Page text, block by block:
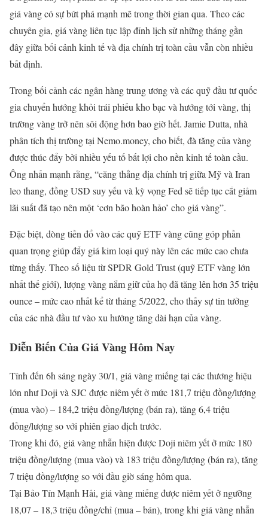
giá vàng có sự bứt phá mạnh mẽ trong thời gian qua. Theo các
chuyên gia, giá vàng liên tục lập đỉnh lịch sử những tháng gần
đây giữa bối cảnh kinh tế và địa chính trị toàn cầu vẫn còn nhiều
bất định.
Trong bối cảnh các ngân hàng trung ương và các quỹ đầu tư quốc
gia chuyển hướng khỏi trái phiếu kho bạc và hướng tới vàng, thị
trường vàng trở nên sôi động hơn bao giờ hết. Jamie Dutta, nhà
phân tích thị trường tại Nemo.money, cho biết, đà tăng của vàng
được thúc đẩy bởi nhiều yếu tố bất lợi cho nền kinh tế toàn cầu.
Ông nhấn mạnh rằng, “căng thẳng địa chính trị giữa Mỹ và Iran
leo thang, đồng USD suy yếu và kỳ vọng Fed sẽ tiếp tục cắt giảm
lãi suất đã tạo nên một ‘cơn bão hoàn hảo’ cho giá vàng”.
Đặc biệt, dòng tiền đổ vào các quỹ ETF vàng cũng góp phần
quan trọng giúp đẩy giá kim loại quý này lên các mức cao chưa
từng thấy. Theo số liệu từ SPDR Gold Trust (quỹ ETF vàng lớn
nhất thế giới), lượng vàng nắm giữ của họ đã tăng lên hơn 35 triệu
ounce – mức cao nhất kể từ tháng 5/2022, cho thấy sự tin tưởng
của các nhà đầu tư vào xu hướng tăng dài hạn của vàng.
Diễn Biến Của Giá Vàng Hôm Nay
Tính đến 6h sáng ngày 30/1, giá vàng miếng tại các thương hiệu
lớn như Doji và SJC được niêm yết ở mức 181,7 triệu đồng/lượng
(mua vào) – 184,2 triệu đồng/lượng (bán ra), tăng 6,4 triệu
đồng/lượng so với phiên giao dịch trước.
Trong khi đó, giá vàng nhẫn hiện được Doji niêm yết ở mức 180
triệu đồng/lượng (mua vào) và 183 triệu đồng/lượng (bán ra), tăng
7 triệu đồng/lượng so với đầu giờ sáng hôm qua.
Tại Bảo Tín Mạnh Hải, giá vàng miếng được niêm yết ở ngưỡng
18,07 – 18,3 triệu đồng/chỉ (mua – bán), trong khi giá vàng nhẫn